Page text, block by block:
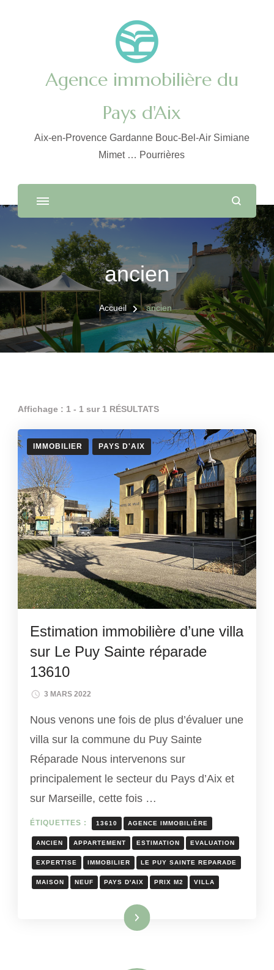
Agence immobilière du
Pays d'Aix
Aix-en-Provence Gardanne Bouc-Bel-Air Simiane
Mimet … Pourrières
ancien
Accueil ancien
Affichage : 1 - 1 sur 1 RÉSULTATS
IMMOBILIER PAYS D'AIX
Estimation immobilière d’une villa
sur Le Puy Sainte réparade
13610
3 MARS 2022
Nous venons une fois de plus d’évaluer une
villa sur la commune du Puy Sainte
Réparade Nous intervenons sur
principalement le secteur du Pays d’Aix et
sur Marseille, cette fois …
ÉTIQUETTES : 13610 AGENCE IMMOBILIÈRE
ANCIEN APPARTEMENT ESTIMATION EVALUATION
EXPERTISE IMMOBILIER LE PUY SAINTE REPARADE
MAISON NEUF PAYS D'AIX PRIX M2 VILLA
Lire la suite